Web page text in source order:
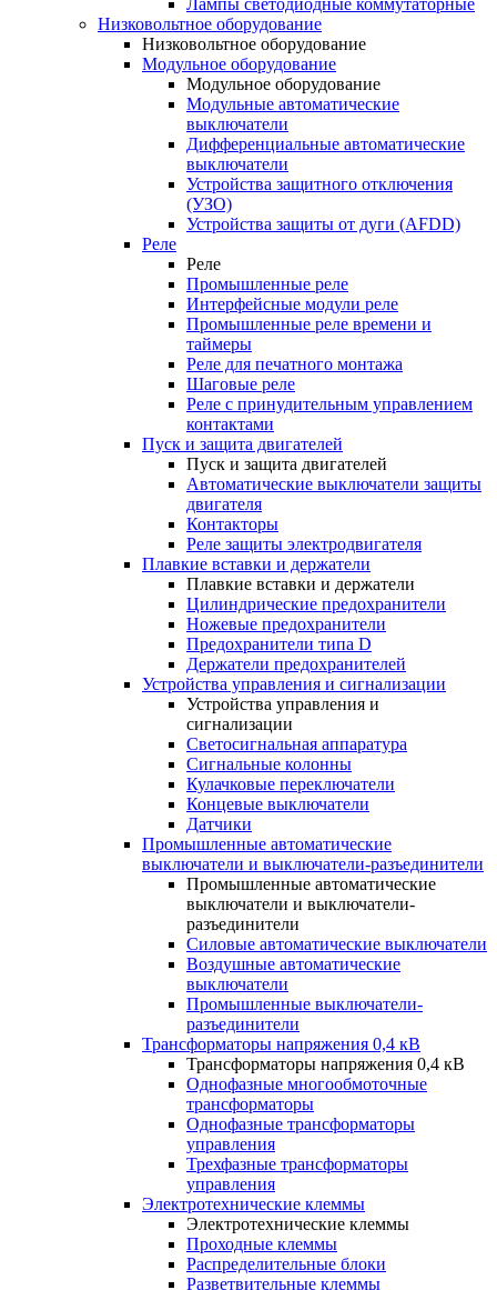
Лампы светодиодные коммутаторные
Низковольтное оборудование
Низковольтное оборудование
Модульное оборудование
Модульное оборудование
Модульные автоматические
выключатели
Дифференциальные автоматические
выключатели
Устройства защитного отключения
(УЗО)
Устройства защиты от дуги (AFDD)
Реле
Реле
Промышленные реле
Интерфейсные модули реле
Промышленные реле времени и
таймеры
Реле для печатного монтажа
Шаговые реле
Реле с принудительным управлением
контактами
Пуск и защита двигателей
Пуск и защита двигателей
Автоматические выключатели защиты
двигателя
Контакторы
Реле защиты электродвигателя
Плавкие вставки и держатели
Плавкие вставки и держатели
Цилиндрические предохранители
Ножевые предохранители
Предохранители типа D
Держатели предохранителей
Устройства управления и сигнализации
Устройства управления и
сигнализации
Светосигнальная аппаратура
Сигнальные колонны
Кулачковые переключатели
Концевые выключатели
Датчики
Промышленные автоматические
выключатели и выключатели-разъединители
Промышленные автоматические
выключатели и выключатели-
разъединители
Силовые автоматические выключатели
Воздушные автоматические
выключатели
Промышленные выключатели-
разъединители
Трансформаторы напряжения 0,4 кВ
Трансформаторы напряжения 0,4 кВ
Однофазные многообмоточные
трансформаторы
Однофазные трансформаторы
управления
Трехфазные трансформаторы
управления
Электротехнические клеммы
Электротехнические клеммы
Проходные клеммы
Распределительные блоки
Разветвительные клеммы